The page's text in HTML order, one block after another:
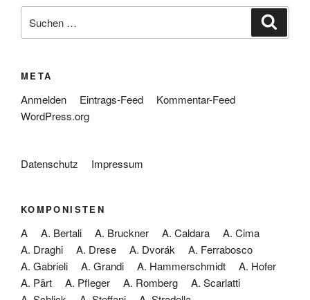
nach:
META
Anmelden Eintrags-Feed
Kommentar-Feed
WordPress.org
Datenschutz Impressum
KOMPONISTEN
A A. Bertali A. Bruckner A. Caldara
A. Cima
A. Draghi
A. Drese A. Dvorák
A. Ferrabosco
A. Gabrieli
A. Grandi A. Hammerschmidt
A. Hofer
A. Pärt
A. Pfleger A. Romberg
A. Scarlatti